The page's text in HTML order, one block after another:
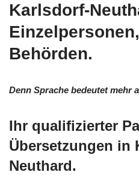
Karlsdorf-
Behörden.
Denn Sprache bedeutet mehr
Ihr qualifizierter
Übersetzungen in
Neuthard.